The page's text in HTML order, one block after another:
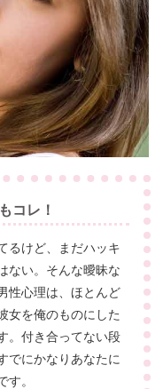
コレ！
るけど、まだハッキ
ない。そんな曖昧な
性心理は、ほとんど
女を俺のものにした
。付き合ってない段
でにかなりあなたに
す。